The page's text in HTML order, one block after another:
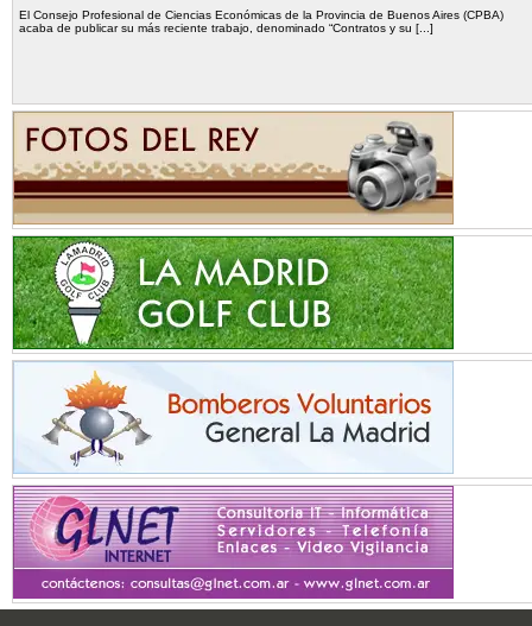
El Consejo Profesional de Ciencias Económicas de la Provincia de Buenos Aires (CPBA)
acaba de publicar su más reciente trabajo, denominado “Contratos y su [...]